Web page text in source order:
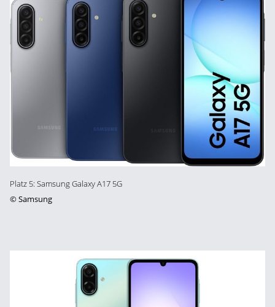
Platz 5: Samsung Galaxy A17 5G
©Samsung